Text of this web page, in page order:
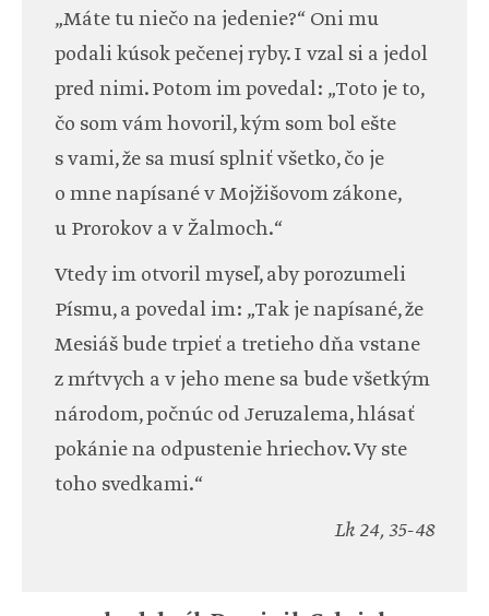
„Máte tu niečo na jedenie?“ Oni mu
podali kúsok pečenej ryby. I vzal si a jedol
pred nimi. Potom im povedal: „Toto je to,
čo som vám hovoril, kým som bol ešte
s vami, že sa musí splniť všetko, čo je
o mne napísané v Mojžišovom zákone,
u Prorokov a v Žalmoch.“
Vtedy im otvoril myseľ, aby porozumeli
Písmu, a povedal im: „Tak je napísané, že
Mesiáš bude trpieť a tretieho dňa vstane
z mŕtvych a v jeho mene sa bude všetkým
národom, počnúc od Jeruzalema, hlásať
pokánie na odpustenie hriechov. Vy ste
toho svedkami.“
Lk 24, 35-48